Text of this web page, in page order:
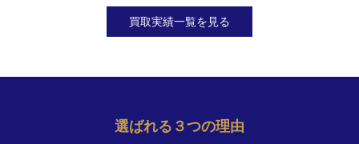
買取実績一覧を見る
選ばれる ３つの理由